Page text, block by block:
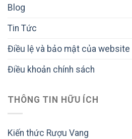
Blog
Tin Tức
Điều lệ và bảo mật của website
Điều khoản chính sách
THÔNG TIN HỮU ÍCH
Kiến thức Rượu Vang